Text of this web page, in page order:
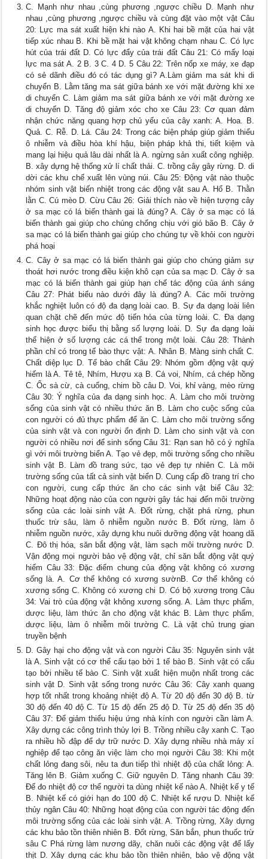
C. Mạnh như nhau ,cùng phương ,ngược chiều D. Mạnh như
nhau ,cùng phương ,ngược chiều và cùng đặt vào một vật Câu
20: Lực ma sát xuất hiện khi nào A. Khi hai bề mặt của hai vật
tiếp xúc nhau B. Khi bề mặt hai vật không chạm nhau C. Có lực
hút của trái đất D. Có lực đẩy của trái đất Câu 21: Có mấy loại
lực ma sát A. 2 B. 3 C. 4 D. 5 Câu 22: Trên nốp xe máy, xe đạp
có sẻ dãnh điều đó có tác dụng gì? A.Làm giảm ma sát khi di
chuyển B. Lằm tăng ma sát giữa bánh xe với mặt đường khi xe
di chuyển C. Làm giảm ma sát giữa bánh xe với mặt đường xe
di chuyển D. Tăng độ giảm xóc cho xe Câu 23: Cơ quan đảm
nhận chức năng quang hợp chủ yếu của cây xanh: A. Hoa. B.
Quả. C. Rễ. D. Lá. Câu 24: Trong các biện pháp giúp giảm thiểu
ô nhiễm và điều hòa khí hậu, biện pháp khả thi, tiết kiệm và
mang lại hiệu quả lâu dài nhất là A. ngừng sản xuất công nghiệp.
B. xây dựng hệ thống xử lí chất thải. C. trồng cây gây rừng. D. di
dời các khu chế xuất lên vùng núi. Câu 25: Động vật nào thuộc
nhóm sinh vật biến nhiệt trong các động vật sau A. Hổ B. Thằn
lằn C. Cú mèo D. Cừu Câu 26: Giải thích nào về hiện tượng cây
ở sa mạc có lá biến thành gai là đúng? A. Cây ở sa mạc có lá
biến thành gai giúp cho chúng chống chịu với gió bão B. Cây ở
sa mạc có lá biến thành gai giúp cho chúng tự về khỏi con người
phá hoại
C. Cây ở sa mạc có lá biến thành gai giúp cho chúng giảm sự
thoát hơi nước trong điều kiện khô cạn của sa mạc D. Cây ở sa
mạc có lá biến thành gai giúp hạn chế tác động của ánh sáng
Câu 27: Phát biểu nào dưới đây là đúng? A. Các môi trường
khắc nghiệt luôn có độ đa dạng loài cao. B. Sự đa dạng loài liên
quan chặt chẽ đến mức độ tiến hóa của từng loài. C. Đa dạng
sinh học được biểu thị bằng số lượng loài. D. Sự đa dạng loài
thể hiện ở số lượng các cá thể trong một loài. Câu 28: Thành
phần chỉ có trong tế bào thực vật: A. Nhân B. Màng sinh chất C.
Chất diệp lục D. Tế bào chất Câu 29: Nhóm gồm động vật quý
hiếm là A. Tê tê, Nhím, Hượu xạ B. Cá voi, Nhím, cá chép hồng
C. Ốc sà cừ, cà cuống, chim bồ câu D. Voi, khỉ vàng, mèo rừng
Câu 30: Ý nghĩa của đa dạng sinh học. A. Làm cho môi trường
sống của sinh vật có nhiều thức ăn B. Làm cho cuộc sống của
con người có đủ thực phẩm để ăn C. Làm cho môi trường sống
của sinh vật và con người ổn định D. Làm cho sinh vật và con
người có nhiều nơi để sinh sống Câu 31: Rạn san hô có ý nghĩa
gì với môi trường biển A. Tạo vẻ đẹp, môi trường sống cho nhiều
sinh vật B. Làm đồ trang sức, tạo vẻ đẹp tự nhiên C. Là môi
trường sống của tất cả sinh vật biển D. Cung cấp đồ trang trí cho
con người, cung cấp thức ăn cho các sinh vật biể Câu 32:
Những hoạt động nào của con người gây tác hại đến môi trường
sống của các loài sinh vật A. Đốt rừng, chặt phá rừng, phun
thuốc trừ sâu, làm ô nhiễm nguồn nước B. Đốt rừng, làm ô
nhiễm nguồn nước, xây dựng khu nuôi dưỡng động vật hoang dã
C. Đô thị hóa, săn bắt động vật, làm sạch môi trường nước D.
Vận động mọi người bảo vệ động vật, chỉ săn bắt động vật quý
hiếm Câu 33: Đặc điểm chung của động vật không có xương
sống là. A. Cơ thể không có xương sườnB. Cơ thể không có
xương sống C. Không có xương chi D. Có bộ xương trong Câu
34: Vai trò của động vật không xương sống. A. Làm thực phẩm,
dược liệu, làm thức ăn cho động vật khác B. Làm thực phẩm,
dược liệu, làm ô nhiễm môi trường C. Là vật chủ trung gian
truyền bệnh
D. Gây hại cho động vật và con người Câu 35: Nguyên sinh vật
là A. Sinh vật có cơ thể cấu tạo bởi 1 tế bào B. Sinh vật có cấu
tạo bởi nhiều tế bào C. Sinh vật xuất hiện muộn nhất trong các
sinh vật D. Sinh vật sống trong nước Câu 36: Cây xanh quang
hợp tốt nhất trong khoảng nhiệt độ A. Từ 20 độ đến 30 độ B. từ
30 độ đến 40 độ C. Từ 15 độ đến 25 độ D. Từ 25 độ đến 35 độ
Câu 37: Để giảm thiểu hiệu ứng nhà kính con người cần làm A.
Xây dựng các công trình thủy lợi B. Trồng nhiều cây xanh C. Tạo
ra nhiều hồ đập để dự trữ nước D. Xây dựng nhiều nhà máy xí
nghiệp để tạo công ăn việc làm cho mọi người Câu 38: Khi một
chất lỏng đang sôi, nêu ta đun tiếp thì nhiệt độ của chất lỏng: A.
Tăng lên B. Giảm xuống C. Giữ nguyên D. Tăng nhanh Câu 39:
Để đo nhiệt độ cơ thể người ta dùng nhiệt kế nào A. Nhiệt kế y tế
B. Nhiệt kế có giới hạn đo 100 độ C. Nhiệt kế rượu D. Nhiệt kế
thủy ngân Câu 40: Những hoạt động của con người tác động đến
môi trường sống của các loài sinh vật. A. Trồng rừng, Xây dựng
các khu bảo tồn thiên nhiên B. Đốt rừng, Săn bắn, phun thuốc trừ
sâu C Phá rừng làm nương dãy, chăn nuôi các động vật để lấy
thịt D. Xây dựng các khu bảo tồn thiên nhiên, bảo vệ động vật